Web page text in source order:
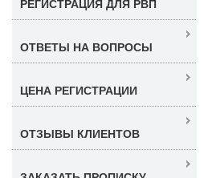
РЕГИСТРАЦИЯ ДЛЯ РВП
ОТВЕТЫ НА ВОПРОСЫ
ЦЕНА РЕГИСТРАЦИИ
ОТЗЫВЫ КЛИЕНТОВ